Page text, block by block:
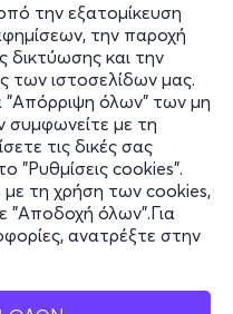
την εξατομίκευση
την παροχή
δικτύωσης και την
των ιστοσελίδων μας.
"Απόρριψη όλων" των μη
συμφωνείτε με τη
τις δικές σας
"Ρυθμίσεις cookies".
με τη χρήση των cookies,
"Αποδοχή όλων".Για
ανατρέξτε στην